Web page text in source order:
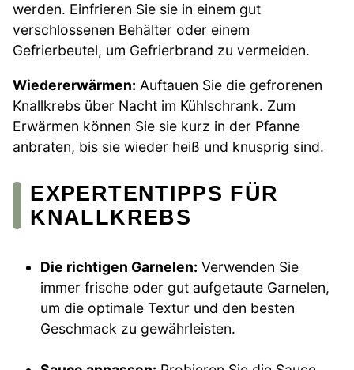
werden. Einfrieren Sie sie in einem gut
verschlossenen Behälter oder einem
Gefrierbeutel, um Gefrierbrand zu vermeiden.
Wiedererwärmen: Auftauen Sie die gefrorenen
Knallkrebs über Nacht im Kühlschrank. Zum
Erwärmen können Sie sie kurz in der Pfanne
anbraten, bis sie wieder heiß und knusprig sind.
EXPERTENTIPPS FÜR
KNALLKREBS
Die richtigen Garnelen: Verwenden Sie
immer frische oder gut aufgetaute Garnelen,
um die optimale Textur und den besten
Geschmack zu gewährleisten.